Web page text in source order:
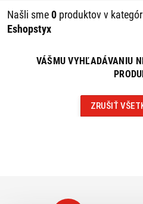
Našli sme0 produktov v
Eshopstyx
VÁŠMU VYHĽADÁVANIU
ZRUŠIŤ